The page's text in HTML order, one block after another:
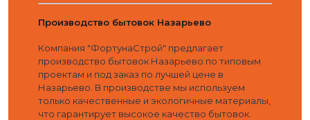
Производство бытовок Назарьево
Компания "ФортунаСтрой" предлагает
производство бытовок Назарьево по типовым
проектам и под заказ по лучшей цене в
Назарьево. В производстве мы используем
только качественные и экологичные материалы,
что гарантирует высокое качество бытовок.